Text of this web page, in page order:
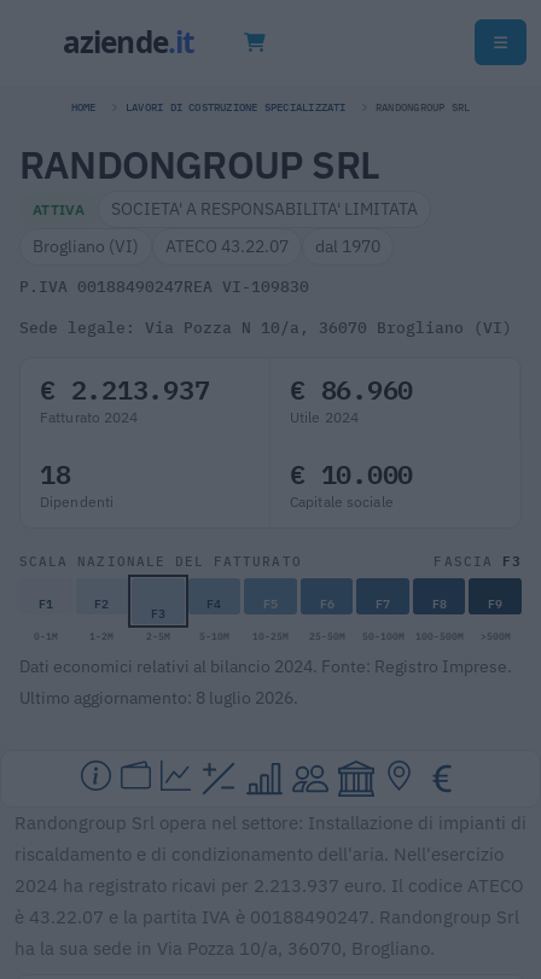
HOME LAVORI DI COSTRUZIONE SPECIALIZZATI RANDONGROUP SRL
RANDONGROUP SRL
ATTIVA
SOCIETA' A RESPONSABILITA' LIMITATA
Brogliano (VI)
ATECO 43.22.07 dal 1970
P.IVA 00188490247REA VI-109830
Sede legale: Via Pozza N 10/a, 36070 Brogliano (VI)
€ 2.213.937
Fatturato 2024
€ 86.960
Utile 2024
18
Dipendenti
€ 10.000
Capitale sociale
SCALA NAZIONALE DEL FATTURATO FASCIA F3
F1 F2 F3 F4 F5 F6 F7 F8 F9
0-1M 1-2M 2-5M 5-10M 10-25M 25-50M 50-100M 100-500M >500M
Dati economici relativi al bilancio 2024. Fonte: Registro Imprese.
Ultimo aggiornamento: 8 luglio 2026.
Randongroup Srl opera nel settore: Installazione di impianti di
riscaldamento e di condizionamento dell'aria. Nell'esercizio
2024 ha registrato ricavi per 2.213.937 euro. Il codice ATECO
è 43.22.07 e la partita IVA è 00188490247. Randongroup Srl
ha la sua sede in Via Pozza 10/a, 36070, Brogliano.